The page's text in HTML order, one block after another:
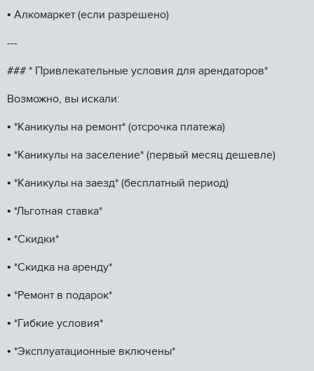
•⁠ ⁠Алкомаркет (если разрешено)
---
### * Привлекательные условия для арендаторов*
Возможно, вы искали:
•⁠ ⁠*Каникулы на ремонт* (отсрочка платежа)
•⁠ ⁠*Каникулы на заселение* (первый месяц дешевле)
•⁠ ⁠*Каникулы на заезд* (бесплатный период)
•⁠ ⁠*Льготная ставка*
•⁠ ⁠*Скидки*
•⁠ ⁠*Скидка на аренду*
•⁠ ⁠*Ремонт в подарок*
•⁠ ⁠*Гибкие условия*
•⁠ ⁠*Эксплуатационные включены*